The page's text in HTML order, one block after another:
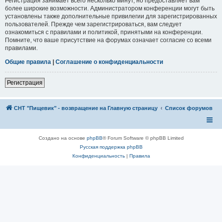
более широкие возможности. Администратором конференции могут быть
установлены также дополнительные привилегии для зарегистрированных
пользователей. Прежде чем зарегистрироваться, вам следует
ознакомиться с правилами и политикой, принятыми на конференции.
Помните, что ваше присутствие на форумах означает согласие со всеми
правилами.
Общие правила | Соглашение о конфиденциальности
Регистрация
СНТ "Пищевик" - возвращение на Главную страницу Список форумов
Создано на основе phpBB® Forum Software © phpBB Limited
Русская поддержка phpBB
Конфиденциальность| Правила